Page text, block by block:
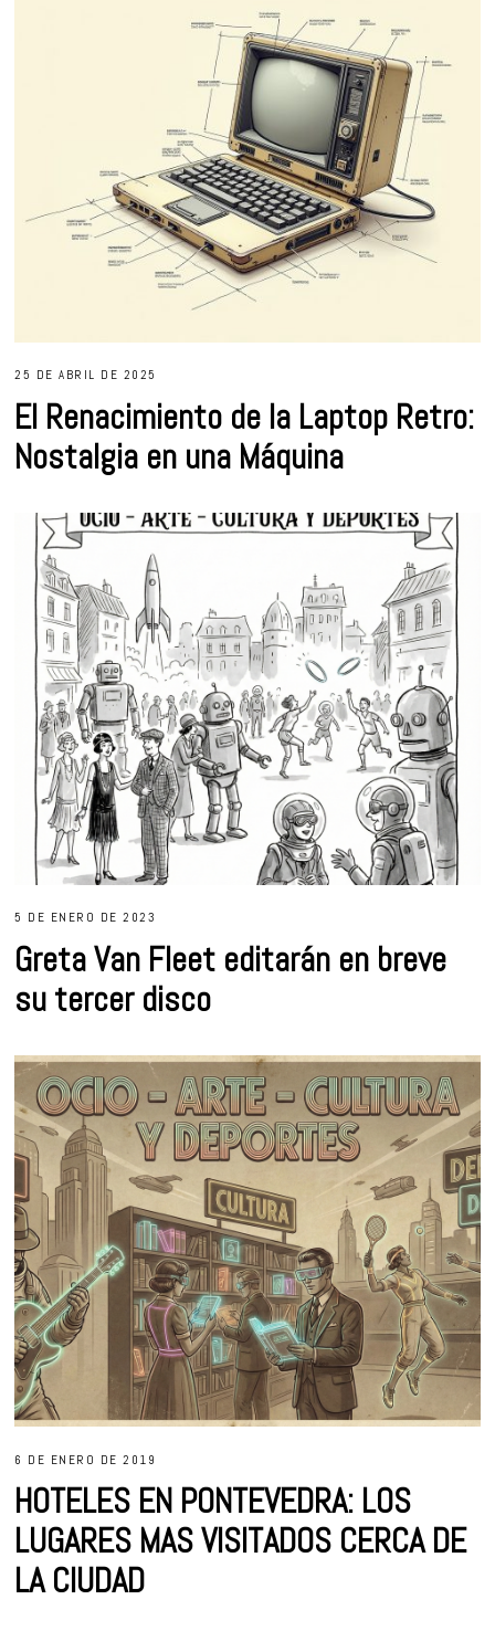
25 DE ABRIL DE 2025
El Renacimiento de la Laptop Retro:
Nostalgia en una Máquina
5 DE ENERO DE 2023
Greta Van Fleet editarán en breve
su tercer disco
6 DE ENERO DE 2019
HOTELES EN PONTEVEDRA: LOS
LUGARES MAS VISITADOS CERCA DE
LA CIUDAD